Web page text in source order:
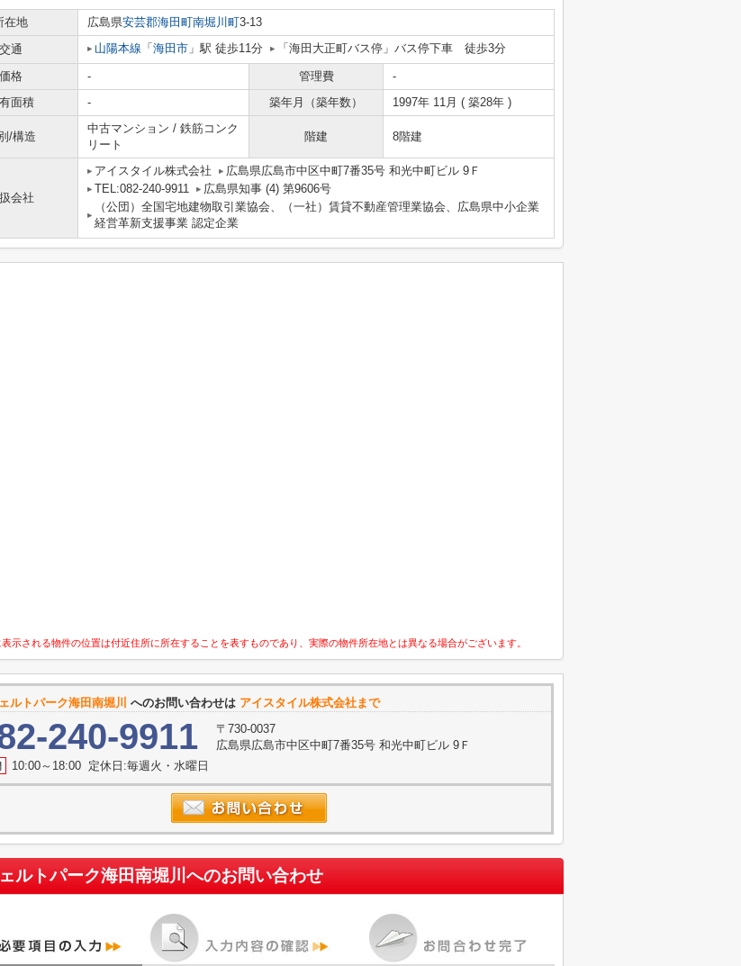
在地 広島県安芸郡海田町南堀川町3-13
交通
山陽本線 「 海田市 」駅 徒歩11分 「海田大正町バス停」バス停下車 徒歩3分
価格 - 管理費
-
面積
- 築年月（築年数） 1997年 11月 ( 築28年 )
/構造
中古マンション / 鉄筋コンク
リート
階建 8階建
会社
アイスタイル株式会社
広島県広島市中区中町7番35号 和光中町ビル 9Ｆ
TEL:082-240-9911
広島県知事 (4) 第9606号
（公団）全国宅地建物取引業協会、（一社）賃貸不動産管理業協会、広島県中小企業
経営革新支援事業 認定企業
示される物件の位置は付近住所に所在することを表すものであり、実際の物件所在地とは異なる場合がございます。
ルトパーク海田南堀川 へのお問い合わせは アイスタイル株式会社まで
240-9911
〒730-0037
広島県広島市中区中町7番35号 和光中町ビル 9Ｆ
10:00～18:00 定休日:毎週火・水曜日
ルトパーク海田南堀川 へのお問い合わせ